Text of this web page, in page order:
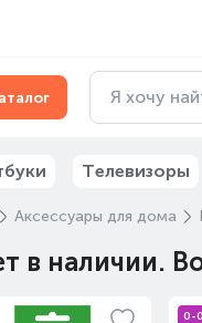
Телевизоры
Аксессуары для дома
в наличии.
0-